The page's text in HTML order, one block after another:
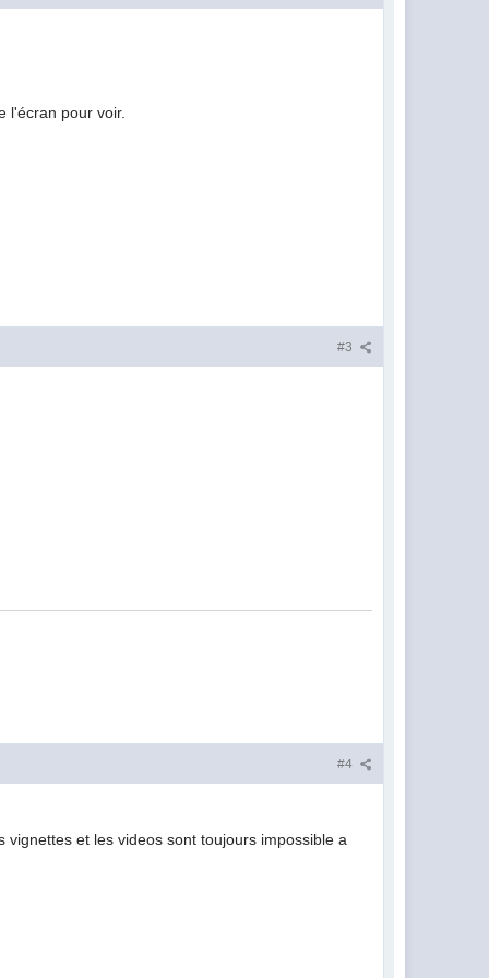
l'écran pour voir.
#3
#4
et les videos sont toujours impossible a